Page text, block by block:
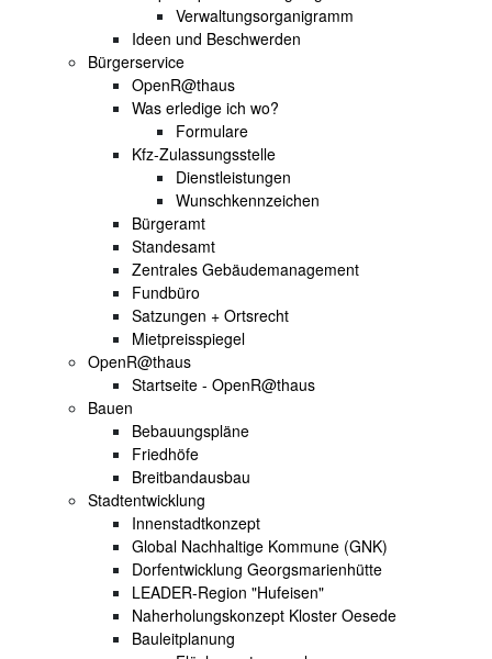
Verwaltungsorganigramm
Ideen und Beschwerden
Bürgerservice
OpenR@thaus
Was erledige ich wo?
Formulare
Kfz-Zulassungsstelle
Dienstleistungen
Wunschkennzeichen
Bürgeramt
Standesamt
Zentrales Gebäudemanagement
Fundbüro
Satzungen + Ortsrecht
Mietpreisspiegel
OpenR@thaus
Startseite - OpenR@thaus
Bauen
Bebauungspläne
Friedhöfe
Breitbandausbau
Stadtentwicklung
Innenstadtkonzept
Global Nachhaltige Kommune (GNK)
Dorfentwicklung Georgsmarienhütte
LEADER-Region "Hufeisen"
Naherholungskonzept Kloster Oesede
Bauleitplanung